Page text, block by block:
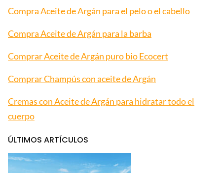
Compra Aceite de Argán para el pelo o el cabello
Compra Aceite de Argán para la barba
Comprar Aceite de Argán puro bio Ecocert
Comprar Champús con aceite de Argán
Cremas con Aceite de Argán para hidratar todo el
cuerpo
ÚLTIMOS ARTÍCULOS